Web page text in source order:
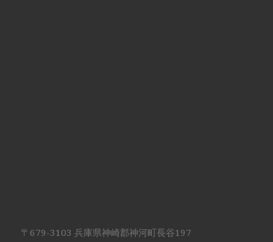
〒679-3103 兵庫県神崎郡神河町長谷197